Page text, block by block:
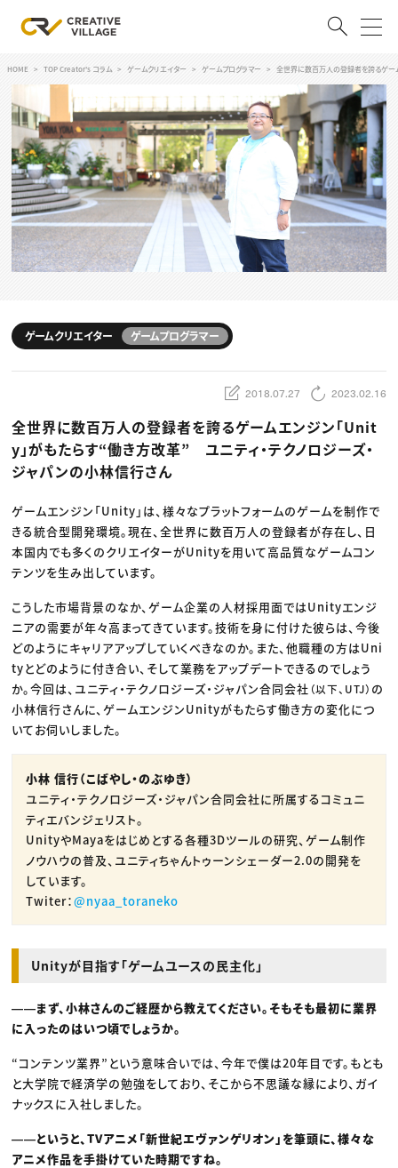
ログイン 会員登録
RECRUIT
クリエイター求人を探す
CREATIVE JOB求人検索
特集求人
採用説明会
スキルアップしたい！
デザイン
編集・ライティング
マーケティング
ディレクション
業界解説・キャリア事情
お役立ち基礎知識
TOP Creator’s コラム
Webクリエイター
アプリクリエイター
ゲームクリエイター
映像クリエイター
マーケッター
C＆R Magazine
セミナー
ニュース・トレンド
Web
映像
ゲーム・エンタメ
広告
出版
CREATIVE VILLAGEからのお知らせ
プロフェッショナル×つながる×メディア
HOME TOP Creator's コラム ゲームクリエイター ゲームプログラマー 全世界に数百万人の登録者を誇るゲー
ゲームクリエイター ゲームプログラマー
2018.07.27 2023.02.16
全世界に数百万人の登録者を誇るゲームエンジン「Unit
y」がもたらす“働き方改革” ユニティ・テクノロジーズ・
ジャパンの小林信行さん
ゲームエンジン「Unity」は、様々なプラットフォームのゲームを制作で
きる統合型開発環境。現在、全世界に数百万人の登録者が存在し、日
本国内でも多くのクリエイターがUnityを用いて高品質なゲームコン
テンツを生み出しています。
こうした市場背景のなか、ゲーム企業の人材採用面ではUnityエンジ
ニアの需要が年々高まってきています。技術を身に付けた彼らは、今後
どのようにキャリアアップしていくべきなのか。また、他職種の方はUni
tyとどのように付き合い、そして業務をアップデートできるのでしょう
か。今回は、ユニティ・テクノロジーズ・ジャパン合同会社 （以下、UTJ） の
小林信行さんに、ゲームエンジンUnityがもたらす働き方の変化につ
いてお伺いしました。
小林 信行（こばやし・のぶゆき）
ユニティ・テクノロジーズ・ジャパン合同会社に所属するコミュニ
ティエバンジェリスト。
UnityやMayaをはじめとする各種3Dツールの研究、ゲーム制作
ノウハウの普及、ユニティちゃんトゥーンシェーダー2.0の開発を
しています。
Twiter：@nyaa_toraneko
Unityが目指す「ゲームユースの民主化」
――まず、小林さんのご経歴から教えてください。そもそも最初に業界
に入ったのはいつ頃でしょうか。
“コンテンツ業界”という意味合いでは、今年で僕は20年目です。もとも
と大学院で経済学の勉強をしており、そこから不思議な縁により、ガイ
ナックスに入社しました。
――というと、TVアニメ「新世紀エヴァンゲリオン」を筆頭に、様々な
アニメ作品を手掛けていた時期ですね。